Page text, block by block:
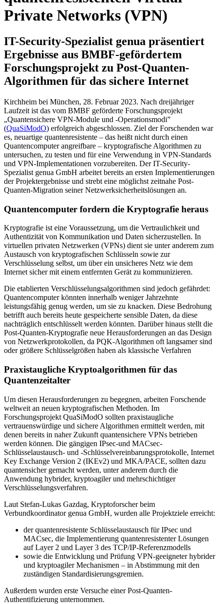
Private Networks (VPN)
IT-Security-Spezialist genua präsentiert
Ergebnisse aus BMBF-gefördertem
Forschungsprojekt zu Post-Quanten-
Algorithmen für das sichere Internet
Kirchheim bei München, 28. Februar 2023. Nach dreijähriger
Laufzeit ist das vom BMBF geförderte Forschungsprojekt
„Quantensichere VPN-Module und -Operationsmodi”
(QuaSiModO) erfolgreich abgeschlossen. Ziel der Forschenden war
es, neuartige quantenresistente – das heißt nicht durch einen
Quantencomputer angreifbare – kryptografische Algorithmen zu
untersuchen, zu testen und für eine Verwendung in VPN-Standards
und VPN-Implementationen vorzubereiten. Der IT-Security-
Spezialist genua GmbH arbeitet bereits an ersten Implementierungen
der Projektergebnisse und strebt eine möglichst zeitnahe Post-
Quanten-Migration seiner Netzwerksicherheitslösungen an.
Quantencomputer fordern die Kryptografie heraus
Kryptografie ist eine Voraussetzung, um die Vertraulichkeit und
Authentizität von Kommunikation und Daten sicherzustellen. In
virtuellen privaten Netzwerken (VPNs) dient sie unter anderem zum
Austausch von kryptografischen Schlüsseln sowie zur
Verschlüsselung selbst, um über ein unsicheres Netz wie dem
Internet sicher mit einem entfernten Gerät zu kommunizieren.
Die etablierten Verschlüsselungsalgorithmen sind jedoch gefährdet:
Quantencomputer könnten innerhalb weniger Jahrzehnte
leistungsfähig genug werden, um sie zu knacken. Diese Bedrohung
betrifft auch bereits heute gespeicherte sensible Daten, da diese
nachträglich entschlüsselt werden könnten. Darüber hinaus stellt die
Post-Quanten-Kryptografie neue Herausforderungen an das Design
von Netzwerkprotokollen, da PQK-Algorithmen oft langsamer sind
oder größere Schlüsselgrößen haben als klassische Verfahren
Praxistaugliche Kryptoalgorithmen für das
Quantenzeitalter
Um diesen Herausforderungen zu begegnen, arbeiten Forschende
weltweit an neuen kryptografischen Methoden. Im
Forschungsprojekt QuaSiModO sollten praxistaugliche
vertrauenswürdige und sichere Algorithmen ermittelt werden, mit
denen bereits in naher Zukunft quantensichere VPNs betrieben
werden können. Die gängigen IPsec-und MACsec-
Schlüsselaustausch- und -Schlüsselvereinbarungsprotokolle, Internet
Key Exchange Version 2 (IKEv2) und MKA/PACE, sollten dazu
quantensicher gemacht werden, unter anderem durch die
Anwendung hybrider, kryptoagiler und mehrschichtiger
Verschlüsselungsverfahren.
Laut Stefan-Lukas Gazdag, Kryptoforscher beim
Verbundkoordinator genua GmbH, wurden alle Projektziele erreicht:
der quantenresistente Schlüsselaustausch für IPsec und
MACsec, die Implementierung quantenresistenter Lösungen
auf Layer 2 und Layer 3 des TCP/IP-Referenzmodells
sowie die Entwicklung und Prüfung VPN-geeigneter hybrider
und kryptoagiler Mechanismen – in Abstimmung mit den
zuständigen Standardisierungsgremien.
Außerdem wurden erste Versuche einer Post-Quanten-
Authentifizierung unternommen.